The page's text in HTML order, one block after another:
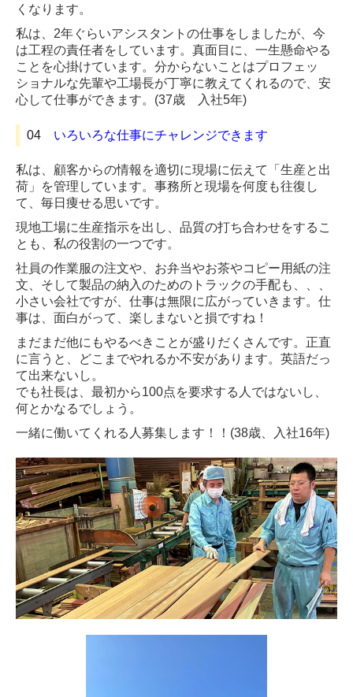
くなります。
私は、2年ぐらいアシスタントの仕事をしましたが、今
は工程の責任者をしています。真面目に、一生懸命やる
ことを心掛けています。分からないことはプロフェッ
ショナルな先輩や工場長が丁寧に教えてくれるので、安
心して仕事ができます。(37歳 入社5年)
04 いろいろな仕事にチャレンジできます
私は、顧客からの情報を適切に現場に伝えて「生産と出
荷」を管理しています。 事務所と現場を何度も往復し
て、毎日痩せる思いです。
現地工場に生産指示を出し、品質の打ち合わせをするこ
とも、私の役割の一つです。
社員の作業服の注文や、お弁当やお茶やコピー用紙の注
文、そして製品の納入のためのトラックの手配も、、、
小さい会社ですが、仕事は無限に広がっていきます。仕
事は、面白がって、楽しまないと損ですね！
まだまだ他にもやるべきことが盛りだくさんです。正直
に言うと、どこまでやれるか不安があります。英語だっ
て出来ないし。
でも社長は、最初から100点を要求する人ではないし、
何とかなるでしょう。
一緒に働いてくれる人募集します！！(38歳、入社16年)